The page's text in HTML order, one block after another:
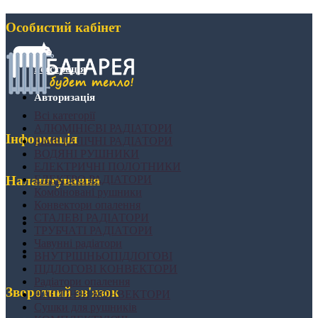
Особистий кабінет
Реєстрація
Авторизація
Інформація
Налаштування
Зворотний зв'язок
БІМЕТАЛІЧНІ РАДІАТОРИ
ЕЛЕКТРО РАДІАТОРИ
Комбіновані рушники
НАСТІННІ КОНВЕКТОРИ